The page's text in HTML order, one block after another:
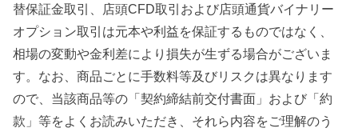
替保証金取引、店頭CFD取引および店頭通貨バイナリー
オプション取引は元本や利益を保証するものではなく、
相場の変動や金利差により損失が生ずる場合がございま
す。なお、商品ごとに手数料等及びリスクは異なります
ので、当該商品等の「契約締結前交付書面」および「約
款」等をよくお読みいただき、それら内容をご理解のう